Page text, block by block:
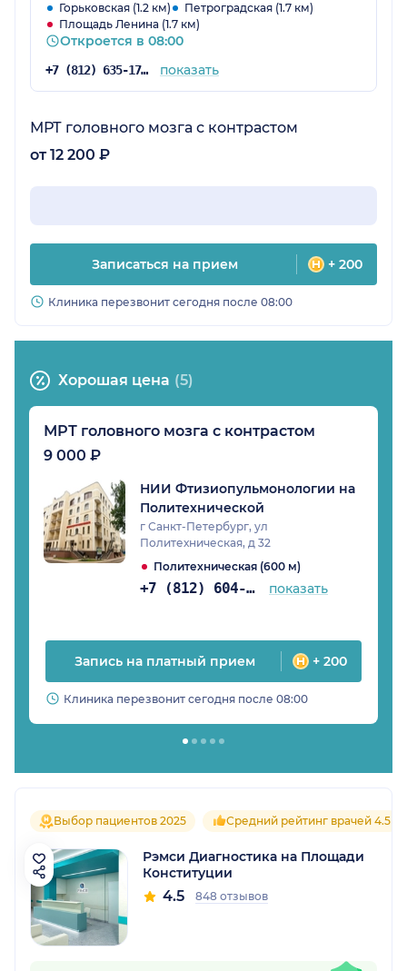
Горьковская (1.2 км)
Петроградская (1.7 км)
Площадь Ленина (1.7 км)
Откроется в 08:00
+7 (812) 635-17-84 показать
МРТ головного мозга с контрастом
от 12 200 ₽
Записаться на прием + 200
Клиника перезвонит сегодня после 08:00
Хорошая цена (5)
МРТ головного мозга с контрастом
9 000 ₽
НИИ Фтизиопульмонологии на
Политехнической
г Санкт-Петербург, ул
Политехническая, д 32
Политехническая (600 м)
+7 (812) 604-36-34 показать
Запись на платный прием + 200
Клиника перезвонит сегодня после 08:00
Выбор пациентов 2025 Средний рейтинг врачей 4.5
Рэмси Диагностика на Площади
Конституции
4.5 848 отзывов